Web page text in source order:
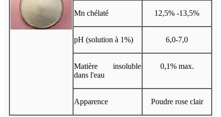
Mn chélaté 12,5% -13,5%
pH (solution à 1%) 6,0-7,0
Matière insoluble
dans l'eau
0,1% max.
Apparence Poudre rose clair